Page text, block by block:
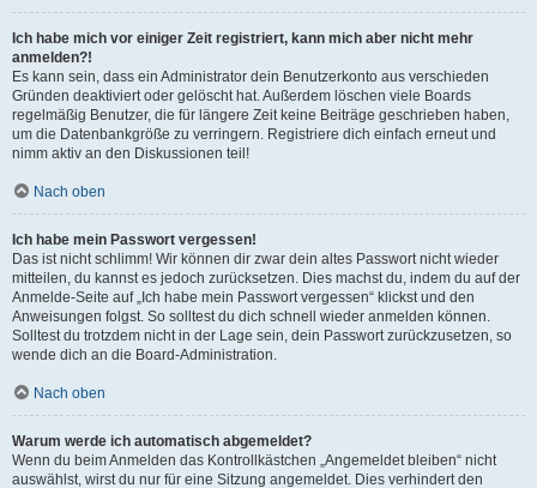
Ich habe mich vor einiger Zeit registriert, kann mich aber nicht mehr
anmelden?!
Es kann sein, dass ein Administrator dein Benutzerkonto aus verschieden
Gründen deaktiviert oder gelöscht hat. Außerdem löschen viele Boards
regelmäßig Benutzer, die für längere Zeit keine Beiträge geschrieben haben,
um die Datenbankgröße zu verringern. Registriere dich einfach erneut und
nimm aktiv an den Diskussionen teil!
Nach oben
Ich habe mein Passwort vergessen!
Das ist nicht schlimm! Wir können dir zwar dein altes Passwort nicht wieder
mitteilen, du kannst es jedoch zurücksetzen. Dies machst du, indem du auf der
Anmelde-Seite auf „Ich habe mein Passwort vergessen“ klickst und den
Anweisungen folgst. So solltest du dich schnell wieder anmelden können.
Solltest du trotzdem nicht in der Lage sein, dein Passwort zurückzusetzen, so
wende dich an die Board-Administration.
Nach oben
Warum werde ich automatisch abgemeldet?
Wenn du beim Anmelden das Kontrollkästchen „Angemeldet bleiben“ nicht
auswählst, wirst du nur für eine Sitzung angemeldet. Dies verhindert den